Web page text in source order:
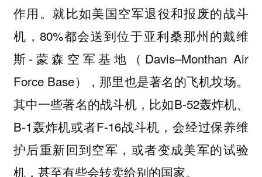
作用。就比如美国空军退役和报废的战斗
机，80%都会送到位于亚利桑那州的戴维
斯-蒙森空军基地（Davis–Monthan Air
Force Base），那里也是著名的飞机坟场。
其中一些著名的战斗机，比如B-52轰炸机、
B-1轰炸机或者F-16战斗机，会经过保养维
护后重新回到空军，或者变成美军的试验
机，甚至有些会转卖给别的国家。